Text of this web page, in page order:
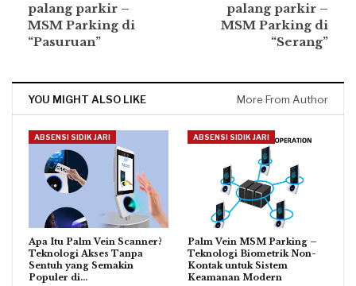
palang parkir –
MSM Parking di
“Pasuruan”
palang parkir –
MSM Parking di
“Serang”
YOU MIGHT ALSO LIKE More From Author
ABSENSI SIDIK JARI
Apa Itu Palm Vein Scanner?
Teknologi Akses Tanpa
Sentuh yang Semakin
Populer di…
ABSENSI SIDIK JARI
Palm Vein MSM Parking –
Teknologi Biometrik Non-
Kontak untuk Sistem
Keamanan Modern